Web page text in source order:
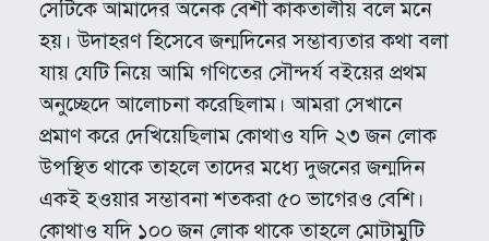
সেটিকে আমাদের অনেক বেশী কাকতালীয় বলে মনে
হয়। উদাহরণ হিসেবে জন্মদিনের সম্ভাব্যতার কথা বলা
যায় যেটি নিয়ে আমি গণিতের সৌন্দর্য বইয়ের প্রথম
অনুচ্ছেদে আলোচনা করেছিলাম। আমরা সেখানে
প্রমাণ করে দেখিয়েছিলাম কোথাও যদি ২৩ জন লোক
উপস্থিত থাকে তাহলে তাদের মধ্যে দুজনের জন্মদিন
একই হওয়ার সম্ভাবনা শতকরা ৫০ ভাগেরও বেশি।
কোথাও যদি ১০০ জন লোক থাকে তাহলে মোটামুটি